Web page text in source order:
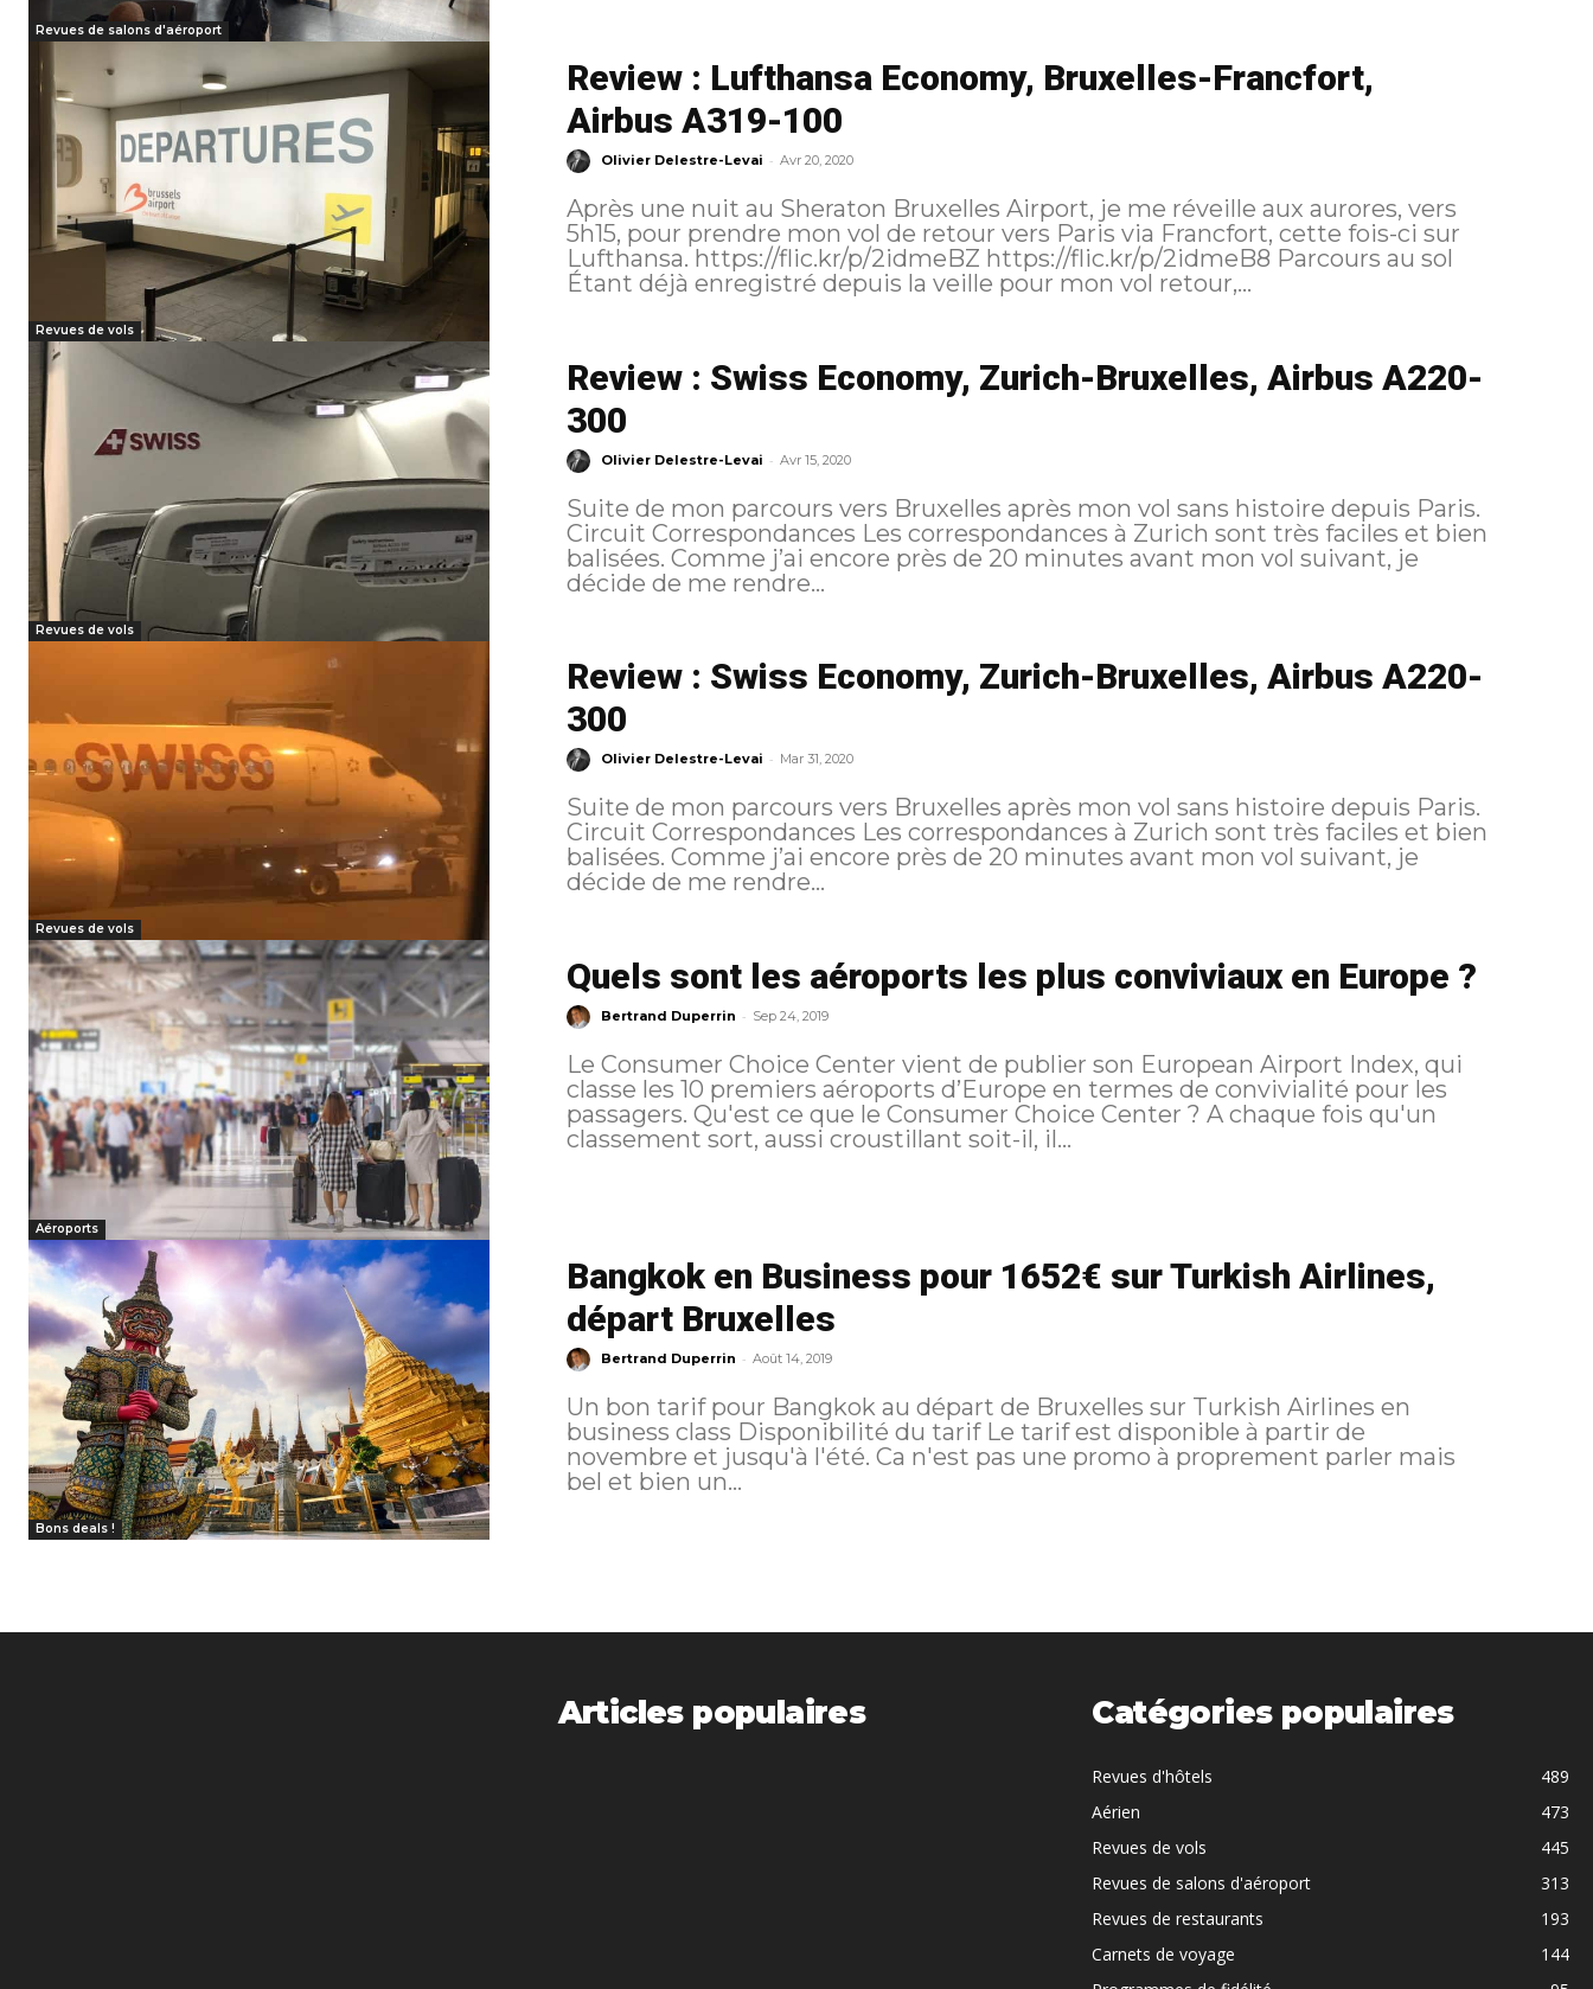
Revues de salons d'aéroport
Revues de vols
Review : Lufthansa Economy, Bruxelles-Francfort,
Airbus A319-100
Olivier Delestre-Levai - Avr 20, 2020
Après une nuit au Sheraton Bruxelles Airport, je me réveille aux aurores, vers
5h15, pour prendre mon vol de retour vers Paris via Francfort, cette fois-ci sur
Lufthansa. https://flic.kr/p/2idmeBZ https://flic.kr/p/2idmeB8 Parcours au sol
Étant déjà enregistré depuis la veille pour mon vol retour,...
Revues de vols
Review : Swiss Economy, Zurich-Bruxelles, Airbus A220-
300
Olivier Delestre-Levai - Avr 15, 2020
Suite de mon parcours vers Bruxelles après mon vol sans histoire depuis Paris.
Circuit Correspondances Les correspondances à Zurich sont très faciles et bien
balisées. Comme j’ai encore près de 20 minutes avant mon vol suivant, je
décide de me rendre...
Revues de vols
Review : Swiss Economy, Zurich-Bruxelles, Airbus A220-
300
Olivier Delestre-Levai - Mar 31, 2020
Suite de mon parcours vers Bruxelles après mon vol sans histoire depuis Paris.
Circuit Correspondances Les correspondances à Zurich sont très faciles et bien
balisées. Comme j’ai encore près de 20 minutes avant mon vol suivant, je
décide de me rendre...
Aéroports
Quels sont les aéroports les plus conviviaux en Europe ?
Bertrand Duperrin - Sep 24, 2019
Le Consumer Choice Center vient de publier son European Airport Index, qui
classe les 10 premiers aéroports d’Europe en termes de convivialité pour les
passagers. Qu'est ce que le Consumer Choice Center ? A chaque fois qu'un
classement sort, aussi croustillant soit-il, il...
Bons deals !
Bangkok en Business pour 1652€ sur Turkish Airlines,
départ Bruxelles
Bertrand Duperrin - Août 14, 2019
Un bon tarif pour Bangkok au départ de Bruxelles sur Turkish Airlines en
business class Disponibilité du tarif Le tarif est disponible à partir de
novembre et jusqu'à l'été. Ca n'est pas une promo à proprement parler mais
bel et bien un...
Articles populaires Catégories populaires
Revues d'hôtels
489
Aérien
473
Revues de vols
445
Revues de salons d'aéroport
313
Revues de restaurants
193
Carnets de voyage
144